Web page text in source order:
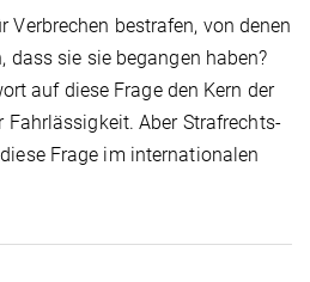
Verbrechen bestrafen, von denen
dass sie sie begangen haben?
auf diese Frage den Kern der
Fahrlässigkeit. Aber Straf­rechts­
Frage im internationalen